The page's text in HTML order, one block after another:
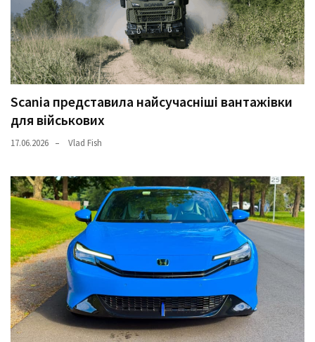
Scania представила найсучасніші вантажівки
для військових
17.06.2026 Vlad Fish